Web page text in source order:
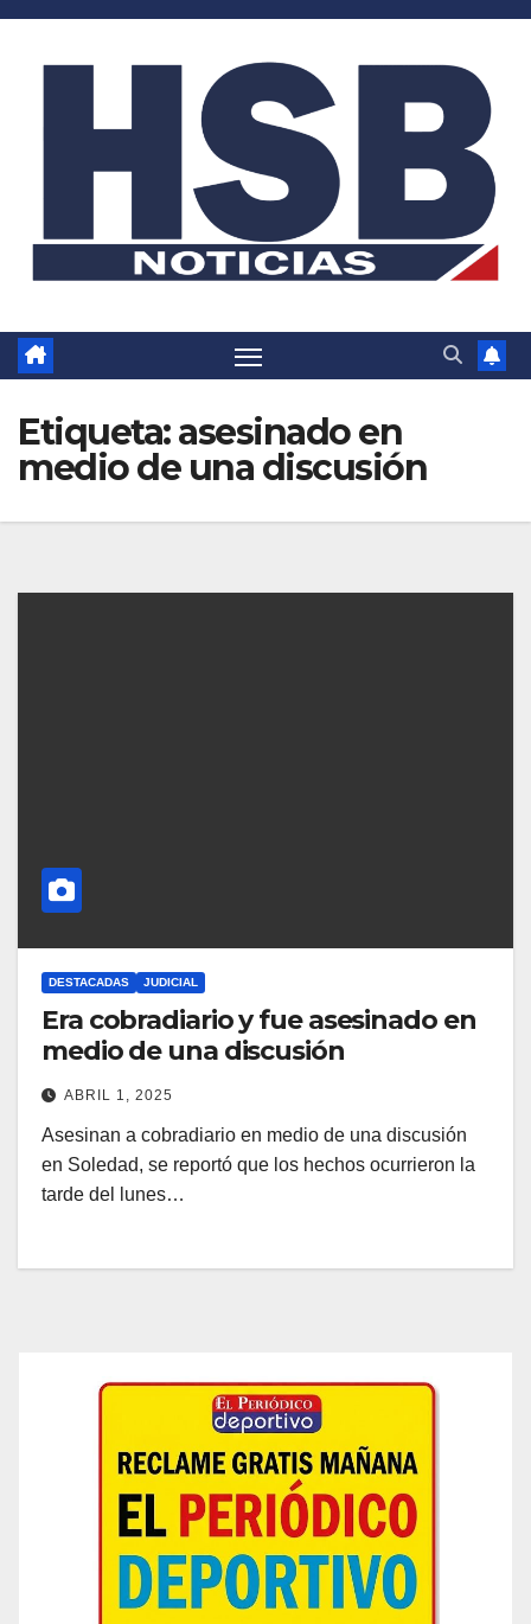
Saltar
Etiqueta:asesinado en
medio de una discusión
DESTACADAS JUDICIAL
Era cobradiario y fue asesinado en
medio de una discusión
ABRIL 1, 2025
Asesinan a cobradiario en medio de una discusión
en Soledad, se reportó que los hechos ocurrieron la
tarde del lunes…